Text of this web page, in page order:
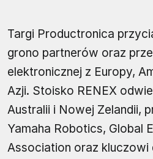
Targi Productronica
grono partnerów oraz
elektronicznej z Europy,
Azji. Stoisko RENEX
Australii i Nowej Zelandii,
Yamaha Robotics, Global
Association oraz